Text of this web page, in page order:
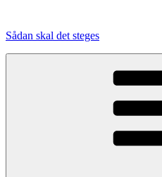
indhold
Sådan skal det steges